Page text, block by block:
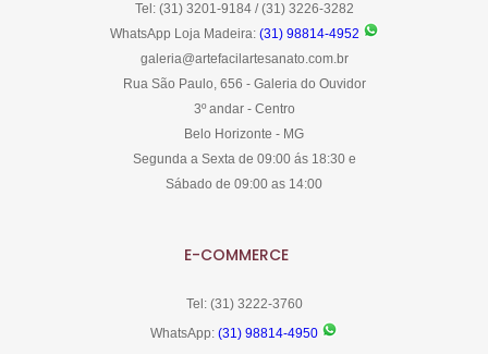
Tel: (31) 3201-9184 / (31) 3226-3282
WhatsApp Loja Madeira: (31) 98814-4952
galeria@artefacilartesanato.com.br
Rua São Paulo, 656 - Galeria do Ouvidor
3º andar - Centro
Belo Horizonte - MG
Segunda a Sexta de 09:00 ás 18:30 e
Sábado de 09:00 as 14:00
E-COMMERCE
Tel: (31) 3222-3760
WhatsApp: (31) 98814-4950